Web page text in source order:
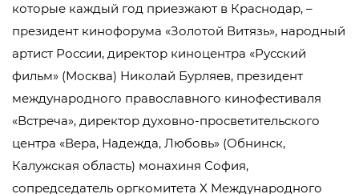
которые каждый год приезжают в Краснодар, –
президент кинофорума «Золотой Витязь», народный
артист России, директор киноцентра «Русский
фильм» (Москва) Николай Бурляев, президент
международного православного кинофестиваля
«Встреча», директор духовно-просветительского
центра «Вера, Надежда, Любовь» (Обнинск,
Калужская область) монахиня София,
сопредседатель оргкомитета X Международного